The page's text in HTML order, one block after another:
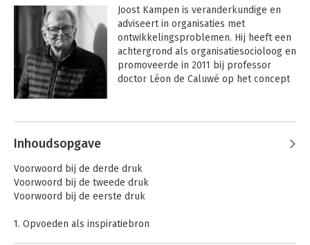
Joost Kampen is veranderkundige en
adviseert in organisaties met
ontwikkelingsproblemen. Hij heeft een
achtergrond als organisatiesocioloog en
promoveerde in 2011 bij professor
doctor Léon de Caluwé op het concept
voor Organiseren en Veranderen en de
School Nederland en aog School of
Management. Hij publiceert regelmatig,
ook internationaal, verzorgt een eigen
leergang en doceert aan de Vrije
Universiteit, Universiteit Twente, Sioo,
Business School Nederland en AOG
Andere boeken door Joost Kampen
Inhoudsopgave
Voorwoord bij de derde druk
Voorwoord bij de tweede druk
Voorwoord bij de eerste druk
1. Opvoeden als inspiratiebron